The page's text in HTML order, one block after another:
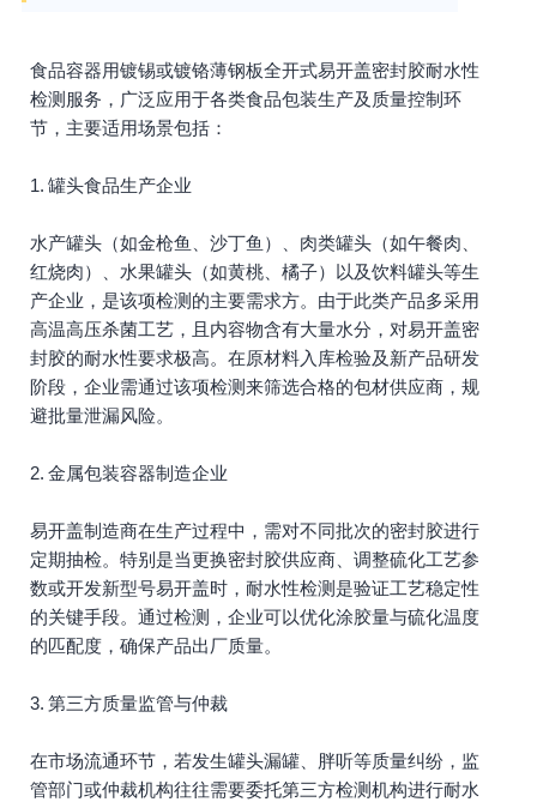
食品容器用镀锡或镀铬薄钢板全开式易开盖密封胶耐水性
检测服务，广泛应用于各类食品包装生产及质量控制环
节，主要适用场景包括：
1. 罐头食品生产企业
水产罐头（如金枪鱼、沙丁鱼）、肉类罐头（如午餐肉、
红烧肉）、水果罐头（如黄桃、橘子）以及饮料罐头等生
产企业，是该项检测的主要需求方。由于此类产品多采用
高温高压杀菌工艺，且内容物含有大量水分，对易开盖密
封胶的耐水性要求极高。在原材料入库检验及新产品研发
阶段，企业需通过该项检测来筛选合格的包材供应商，规
避批量泄漏风险。
2. 金属包装容器制造企业
易开盖制造商在生产过程中，需对不同批次的密封胶进行
定期抽检。特别是当更换密封胶供应商、调整硫化工艺参
数或开发新型号易开盖时，耐水性检测是验证工艺稳定性
的关键手段。通过检测，企业可以优化涂胶量与硫化温度
的匹配度，确保产品出厂质量。
3. 第三方质量监管与仲裁
在市场流通环节，若发生罐头漏罐、胖听等质量纠纷，监
管部门或仲裁机构往往需要委托第三方检测机构进行耐水